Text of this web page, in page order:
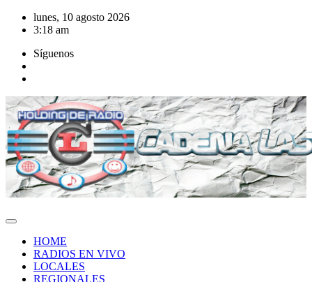
Saltar
lunes, 10 agosto 2026
3:18 am
Síguenos
HOME
RADIOS EN VIVO
LOCALES
REGIONALES